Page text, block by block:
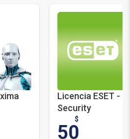
Licencia ESET -
Security
$
50